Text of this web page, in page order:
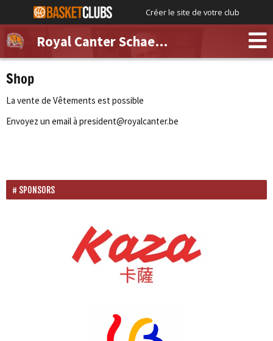
Créer le site de votre club
Royal Canter Schaerbeek
Shop
La vente de Vêtements est possible
Envoyez un email à president@royalcanter.be
SPONSORS